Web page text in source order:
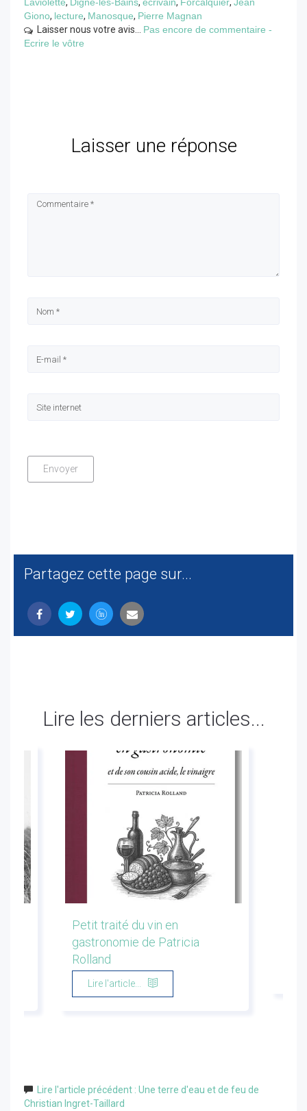
Giono, lecture, Manosque, Pierre Magnan
Laisser nous votre avis... Pas encore de commentaire -
Ecrire le vôtre
Laisser une réponse
Partagez cette page sur...
Lire les derniers articles...
Petit traité du vin en
gastronomie de Patricia
Rolland
Lire l'article...
Lire l'article précédent : Une terre d'eau et de feu de
Christian Ingret-Taillard